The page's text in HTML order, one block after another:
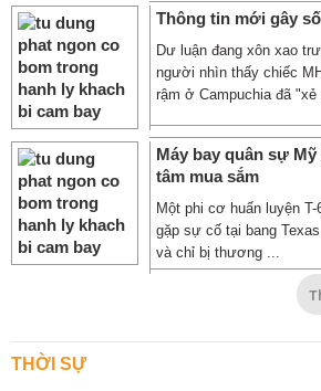
Thông tin mới gây
Dư luận đang xôn xao
người nhìn thấy chiếc
rậm ở Campuchia đã
Máy bay quân sự
tâm mua sắm
Một phi cơ huấn luyện
gặp sự cố tại bang
và chỉ bị thương ...
THỜI SỰ